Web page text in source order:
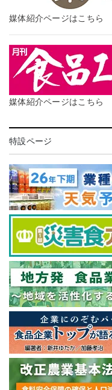
媒体紹介ページはこちら
媒体紹介ページはこちら
特設ページ